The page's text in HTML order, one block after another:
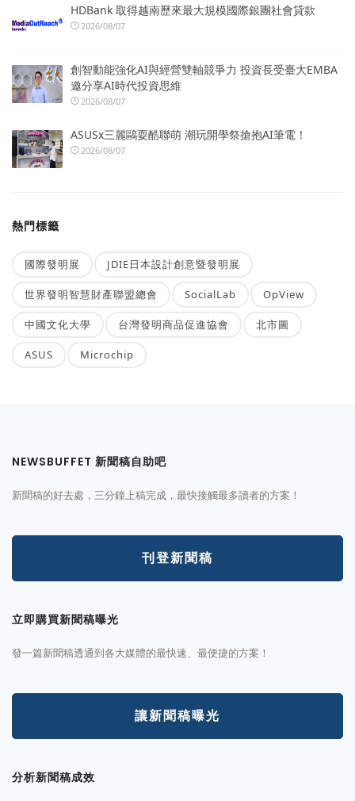
HDBank 取得越南歷來最大規模國際銀團社會貸款
2026/08/07
創智動能強化AI與經營雙軸競爭力 投資長受臺大EMBA
邀分享AI時代投資思維
2026/08/07
ASUSx三麗鷗耍酷聯萌 潮玩開學祭搶抱AI筆電！
2026/08/07
熱門標籤
國際發明展 JDIE日本設計創意暨發明展
世界發明智慧財產聯盟總會 SocialLab OpView
中國文化大學 台灣發明商品促進協會 北市圖
ASUS Microchip
NEWSBUFFET 新聞稿自助吧
新聞稿的好去處，三分鐘上稿完成，最快接觸最多讀者的方案！
刊登新聞稿
立即購買新聞稿曝光
發一篇新聞稿透通到各大媒體的最快速、最便捷的方案！
讓新聞稿曝光
分析新聞稿成效